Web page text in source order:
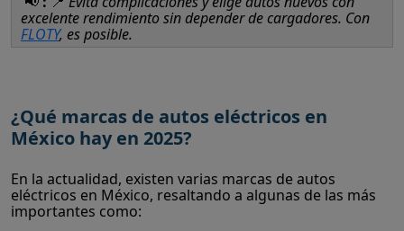
excelente rendimiento sin depender de cargadores. Con
FLOTY, es posible.
¿Qué marcas de autos eléctricos en
México hay en 2025?
En la actualidad, existen varias marcas de autos
eléctricos en México, resaltando a algunas de las más
importantes como: